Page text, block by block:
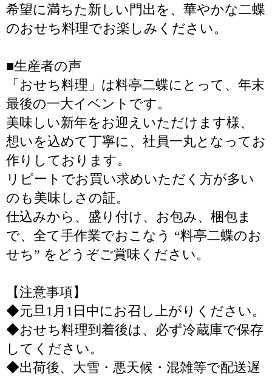
希望に満ちた新しい門出を、華やかな二蝶
のおせち料理でお楽しみください。
■生産者の声
「おせち料理」は料亭二蝶にとって、年末
最後の一大イベントです。
美味しい新年をお迎えいただけます様、
想いを込めて丁寧に、社員一丸となってお
作りしております。
リピートでお買い求めいただく方が多い
のも美味しさの証。
仕込みから、盛り付け、お包み、梱包ま
で、全て手作業でおこなう “料亭二蝶のお
せち” をどうぞご賞味ください。
【注意事項】
◆元旦1月1日中にお召し上がりください。
◆おせち料理到着後は、必ず冷蔵庫で保存
してください。
◆出荷後、大雪・悪天候・混雑等で配送遅